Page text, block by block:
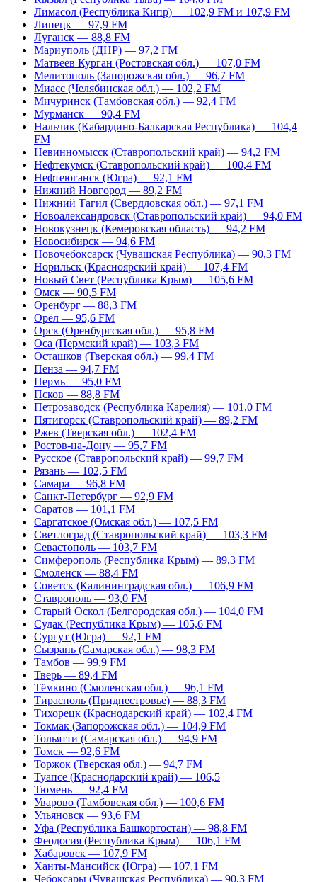
Лимасол (Республика Кипр) — 102,9 FM и 107,9 FM
Липецк — 97,9 FM
Луганск — 88,8 FM
Мариуполь (ДНР) — 97,2 FM
Матвеев Курган (Ростовская обл.) — 107,0 FM
Мелитополь (Запорожская обл.) — 96,7 FM
Миасс (Челябинская обл.) — 102,2 FM
Мичуринск (Тамбовская обл.) — 92,4 FM
Мурманск — 90,4 FM
Нальчик (Кабардино-Балкарская Республика) — 104,4
FM
Невинномысск (Ставропольский край) — 94,2 FM
Нефтекумск (Ставропольский край) — 100,4 FM
Нефтеюганск (Югра) — 92,1 FM
Нижний Новгород — 89,2 FM
Нижний Тагил (Свердловская обл.) — 97,1 FM
Новоалександровск (Ставропольский край) — 94,0 FM
Новокузнецк (Кемеровская область) — 94,2 FM
Новосибирск — 94,6 FM
Новочебоксарск (Чувашская Республика) — 90,3 FM
Норильск (Красноярский край) — 107,4 FM
Новый Свет (Республика Крым) — 105,6 FM
Омск — 90,5 FM
Оренбург — 88,3 FM
Орёл — 95,6 FM
Орск (Оренбургская обл.) — 95,8 FM
Оса (Пермский край) — 103,3 FM
Осташков (Тверская обл.) — 99,4 FM
Пенза — 94,7 FM
Пермь — 95,0 FM
Псков — 88,8 FM
Петрозаводск (Республика Карелия) — 101,0 FM
Пятигорск (Ставропольский край) — 89,2 FM
Ржев (Тверская обл.) — 102,4 FM
Ростов-на-Дону — 95,7 FM
Русское (Ставропольский край) — 99,7 FM
Рязань — 102,5 FM
Самара — 96,8 FM
Санкт-Петербург — 92,9 FM
Саратов — 101,1 FM
Саргатское (Омская обл.) — 107,5 FM
Светлоград (Ставропольский край) — 103,3 FM
Севастополь — 103,7 FM
Симферополь (Республика Крым) — 89,3 FM
Смоленск — 88,4 FM
Советск (Калининградская обл.) — 106,9 FM
Ставрополь — 93,0 FM
Старый Оскол (Белгородская обл.) — 104,0 FM
Судак (Республика Крым) — 105,6 FM
Сургут (Югра) — 92,1 FM
Сызрань (Самарская обл.) — 98,3 FM
Тамбов — 99,9 FM
Тверь — 89,4 FM
Тёмкино (Смоленская обл.) — 96,1 FM
Тирасполь (Приднестровье) — 88,3 FM
Тихорецк (Краснодарский край) — 102,4 FM
Токмак (Запорожская обл.) — 104,9 FM
Тольятти (Самарская обл.) — 94,9 FM
Томск — 92,6 FM
Торжок (Тверская обл.) — 94,7 FM
Туапсе (Краснодарский край) — 106,5
Тюмень — 92,4 FM
Уварово (Тамбовская обл.) — 100,6 FM
Ульяновск — 93,6 FM
Уфа (Республика Башкортостан) — 98,8 FM
Феодосия (Республика Крым) — 106,1 FM
Хабаровск — 107,9 FM
Ханты-Мансийск (Югра) — 107,1 FM
Чебоксары (Чувашская Республика) — 90,3 FM